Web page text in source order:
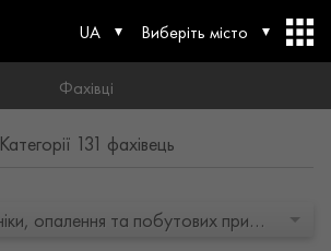
UA Виберіть місто
Фахівці
Категорії 131 фахівець
Монтаж сантехніки, опалення та побутових приладів